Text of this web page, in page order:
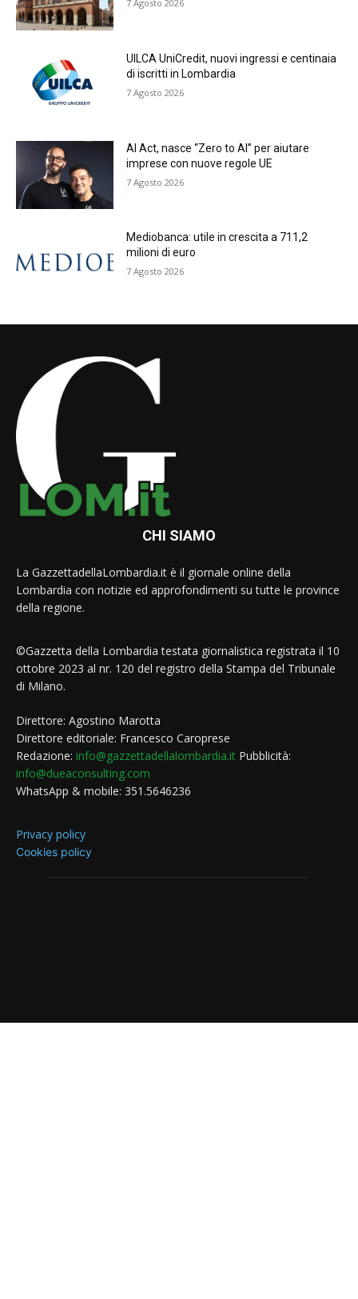
7 Agosto 2026
UILCA UniCredit, nuovi ingressi e centinaia
di iscritti in Lombardia
7 Agosto 2026
AI Act, nasce “Zero to AI” per aiutare
imprese con nuove regole UE
7 Agosto 2026
Mediobanca: utile in crescita a 711,2
milioni di euro
7 Agosto 2026
CHI SIAMO
La GazzettadellaLombardia.it è il giornale online della
Lombardia con notizie ed approfondimenti su tutte le province
della regione.
©Gazzetta della Lombardia testata giornalistica registrata il 10
ottobre 2023 al nr. 120 del registro della Stampa del Tribunale
di Milano.
Direttore: Agostino Marotta
Direttore editoriale: Francesco Caroprese
Redazione: info@gazzettadellalombardia.it Pubblicità:
info@dueaconsulting.com
WhatsApp & mobile: 351.5646236
Privacy policy
Cookies policy